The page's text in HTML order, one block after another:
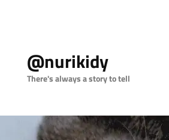
@nurikidy
There's always a story to tell